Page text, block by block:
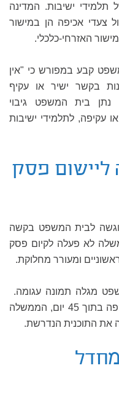
תלמידי ישיבות. המדינה
צעדי אכיפה הן במישור
האזרחי-כלכלי.
קבע במפורש כי "אין
בקשר ישיר או עקיף
בית המשפט גיבוי
עקיפה, לתלמידי ישיבות
ליישום פסק
שיפורט להלן, ביום 6.1.2026 הוגשה לבית המשפט בקשה
לא פעלה לקיום פסק
ומעורר מחלוקת.
מגלה תמונה עגומה.
חרף הוראת בג"ץ לגבש מדיניות אכיפה בתוך 45 יום, הממשלה
את התוכנית הנדרשת.